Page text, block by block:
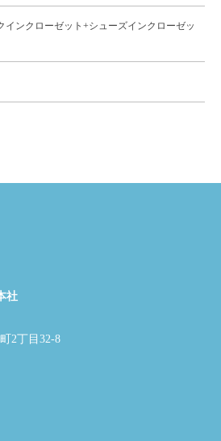
インクローゼット+シューズインクローゼッ
社
2丁目32-8